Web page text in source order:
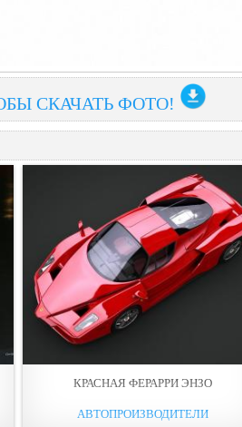
СКАЧАТЬ ФОТО!
КРАСНАЯ ФЕРАРРИ ЭНЗО
АВТОПРОИЗВОДИТЕЛИ